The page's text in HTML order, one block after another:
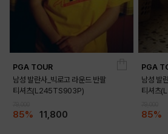
DETAILS
PGA TOUR
남성 발란사_빅로고 라운드 반팔
티셔츠(L245TS903P)
85% 11,800
PGA
남성 발
티셔츠
85%